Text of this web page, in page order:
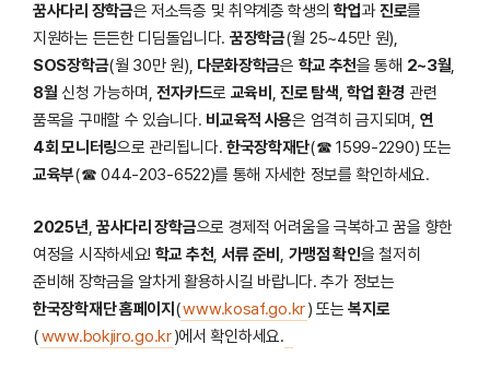
꿈사다리 장학금은 저소득층 및 취약계층 학생의학업과진로를
지원하는 든든한 디딤돌입니다. 꿈장학금(월 25~45만 원),
SOS장학금(월 30만 원), 다문화장학금은 학교 추천을 통해 2~3월,
8월 신청 가능하며,전자카드로 교육비 ,진로 탐색,학업 환경 관련
품목을 구매할 수 있습니다. 비교육적 사용은 엄격히 금지되며, 연
4회 모니터링으로 관리됩니다. 한국장학재단(☎ 1599-2290) 또는
교육부(☎ 044-203-6522)를 통해 자세한 정보를 확인하세요.
2025년 꿈사다리 장학금으로 경제적 어려움을 극복하고 꿈을 향한
여정을 시작하세요! 학교 추천 서류 준비 가맹점 확인을 철저히
준비해 장학금을 알차게 활용하시길 바랍니다. 추가 정보는
한국장학재단 홈페이지 (www.kosaf.go.kr) 또는복지로
(www.bokjiro.go.kr)에서 확인하세요.